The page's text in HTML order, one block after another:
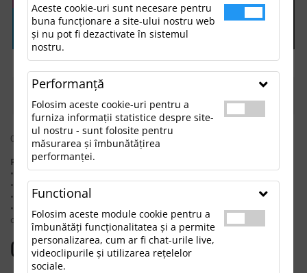
0 rezultate pentru: "paturabatura"
Pentru a găsi produsul dorit, încearcă următoarele:
• Verifică dacă ai scris corect termenii.
• Încearcă să foloseşti sinonime.
• Încearcă din nou, folosind o căutare mai generală.
• Ne poţi contacta telefonic la 021.336.03.32 sau prin email la
office@updateadv.ro şi te ajutăm să găseşti produsul dorit.
Categorii populare
Aceste cookie-uri sunt necesare pentru
buna funcționare a site-ului nostru web
și nu pot fi dezactivate în sistemul
nostru.
Performanţă
Folosim aceste cookie-uri pentru a
furniza informații statistice despre site-
ul nostru - sunt folosite pentru
măsurarea și îmbunătățirea
performanței.
Functional
Folosim aceste module cookie pentru a
îmbunătăți funcționalitatea și a permite
personalizarea, cum ar fi chat-urile live,
videoclipurile și utilizarea rețelelor
sociale.